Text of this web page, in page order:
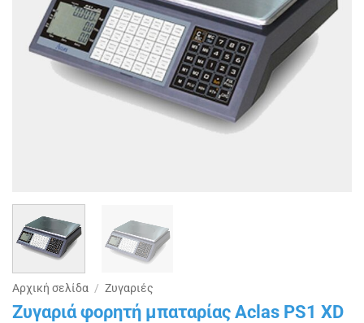
Αρχική σελίδα / Ζυγαριές
Ζυγαριά φορητή μπαταρίας Aclas PS1 XD